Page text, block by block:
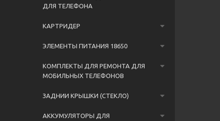
ДЛЯ ТЕЛЕФОНА
КАРТРИДЕР
ЭЛЕМЕНТЫ ПИТАНИЯ 18650
КОМПЛЕКТЫ ДЛЯ РЕМОНТА ДЛЯ
МОБИЛЬНЫХ ТЕЛЕФОНОВ
ЗАДНИИ КРЫШКИ (СТЕКЛО)
АККУМУЛЯТОРЫ ДЛЯ